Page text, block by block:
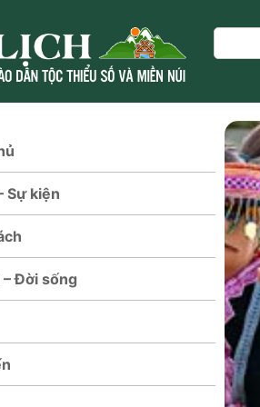
Search
Sự kiện
– Đời sống